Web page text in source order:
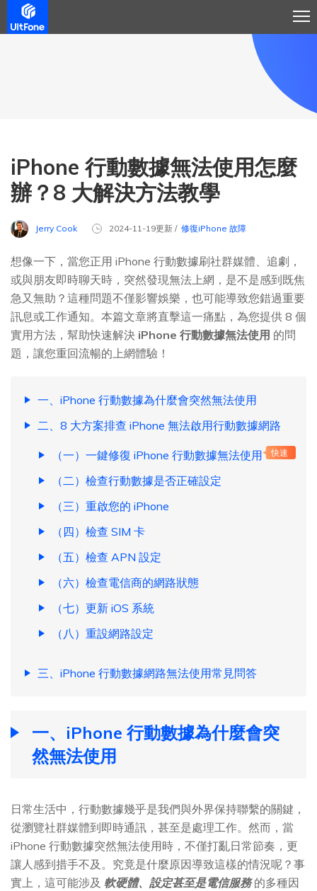
iPhone 行動數據無法使用怎麼
辦？8 大解決方法教學
Jerry Cook 2024-11-19更新 / 修復iPhone 故障
想像一下，當您正用 iPhone 行動數據刷社群媒體、追劇，
或與朋友即時聊天時，突然發現無法上網，是不是感到既焦
急又無助？這種問題不僅影響娛樂，也可能導致您錯過重要
訊息或工作通知。本篇文章將直擊這一痛點，為您提供 8 個
實用方法，幫助快速解決 iPhone 行動數據無法使用 的問
題，讓您重回流暢的上網體驗！
一、iPhone 行動數據為什麼會突然無法使用
二、8 大方案排查 iPhone 無法啟用行動數據網路
（一）一鍵修復 iPhone 行動數據無法使用 快速
（二）檢查行動數據是否正確設定
（三）重啟您的 iPhone
（四）檢查 SIM 卡
（五）檢查 APN 設定
（六）檢查電信商的網路狀態
（七）更新 iOS 系統
（八）重設網路設定
三、iPhone 行動數據網路無法使用常見問答
一、iPhone 行動數據為什麼會突
然無法使用
日常生活中，行動數據幾乎是我們與外界保持聯繫的關鍵，
從瀏覽社群媒體到即時通訊，甚至是處理工作。然而，當
iPhone 行動數據突然無法使用時，不僅打亂日常節奏，更
讓人感到措手不及。究竟是什麼原因導致這樣的情況呢？事
實上，這可能涉及 軟硬體、設定甚至是電信服務的多種因